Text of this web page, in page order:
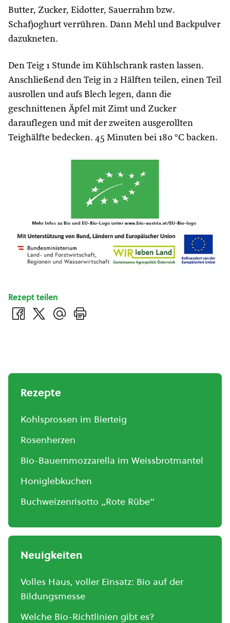
Butter, Zucker, Eidotter, Sauerrahm bzw.
Schafjoghurt verrühren. Dann Mehl und Backpulver
dazukneten.
Den Teig 1 Stunde im Kühlschrank rasten lassen.
Anschließend den Teig in 2 Hälften teilen, einen Teil
ausrollen und aufs Blech legen, dann die
geschnittenen Äpfel mit Zimt und Zucker
darauflegen und mit der zweiten ausgerollten
Teighälfte bedecken. 45 Minuten bei 180 °C backen.
Rezept teilen
Rezepte
Kohlsprossen im Bierteig
Rosenherzen
Bio-Bauernmozzarella im Weissbrotmantel
Honiglebkuchen
Buchweizenrisotto „Rote Rübe“
Neuigkeiten
Volles Haus, voller Einsatz: Bio auf der
Bildungsmesse
Welche Bio-Richtlinien gibt es?